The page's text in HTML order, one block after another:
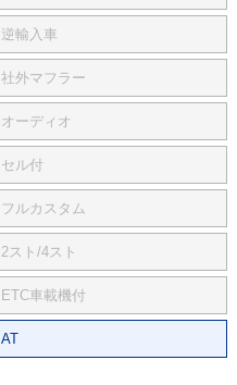
逆輸入車
社外マフラー
オーディオ
セル付
フルカスタム
2スト/4スト
ETC車載機付
AT